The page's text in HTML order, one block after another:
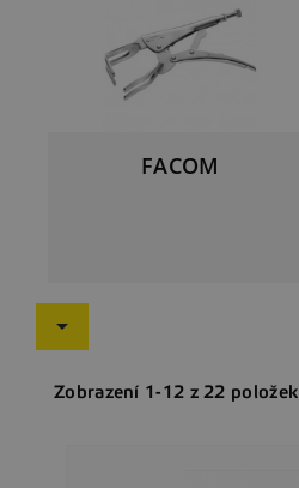
FACOM

Zobrazení 1-12 z 22 položek